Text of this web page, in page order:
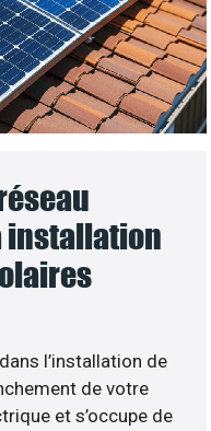
installation
l’installation de
de votre
et s’occupe de